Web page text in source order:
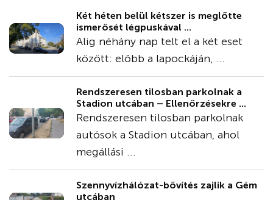
Két héten belül kétszer is meglőtte
ismerősét légpuskával ...
Alig néhány nap telt el a két eset
között: előbb a lapockáján, ...
Rendszeresen tilosban parkolnak a
Stadion utcában – Ellenőrzésekre ...
Rendszeresen tilosban parkolnak
autósok a Stadion utcában, ahol
megállási ...
Szennyvízhálózat-bővítés zajlik a Gém
utcában